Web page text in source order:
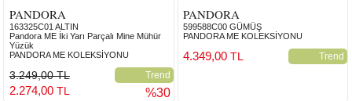
PANDORA
163325C01 ALTIN
Pandora ME İki Yarı Parçalı Mine Mühür
Yüzük
PANDORA ME KOLEKSİYONU
3.249,00 TL Trend
2.274,00 TL %30
PANDORA
599588C00 GÜMÜŞ
PANDORA ME KOLEKSİYONU
Trend
4.349,00TL